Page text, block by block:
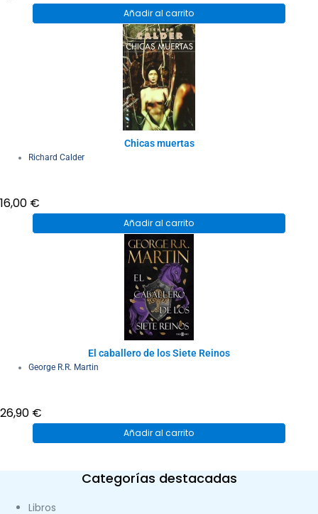
Añadir al carrito
Chicas muertas
Richard Calder
16,00 €
Añadir al carrito
El caballero de los Siete Reinos
George R.R. Martin
26,90 €
Añadir al carrito
Categorías destacadas
Libros